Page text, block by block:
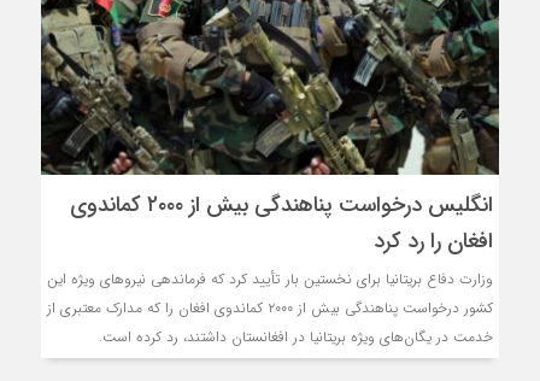
انگلیس درخواست پناهندگی بیش از ۲۰۰۰ کماندوی
افغان را رد کرد
وزارت دفاع بریتانیا برای نخستین بار تأیید کرد که فرماندهی نیروهای ویژه این
کشور درخواست پناهندگی بیش از ۲۰۰۰ کماندوی افغان را که مدارک معتبری از
خدمت در یگان‌های ویژه بریتانیا در افغانستان داشتند، رد کرده است.